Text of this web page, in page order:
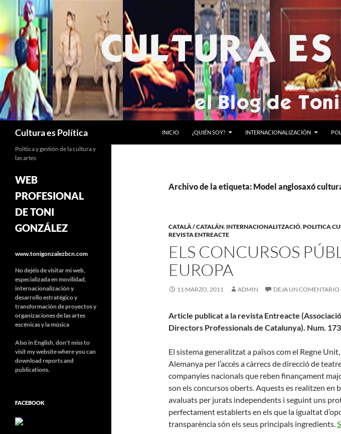
Saltar
contenido
Cultura es Política INICIO ¿QUIÉN SOY? INTERNACIONALIZACIÓN
Archivo de la etiqueta: Model anglosaxó
CATALÀ / CATALÁN, INTERNACIONALITZACIÓ,POLITICA
REVISTA ENTREACTE
ELS CONCURSOS
EUROPA
11 MARZO, 2011 ADMIN DEJA UN COMENTARIO
Article publicat a la revista Entreacte
Directors Professionals de Catalunya). Num.
El sistema generalitzat a països com el Regne
Alemanya per l’accés a càrrecs de direcció de
companyies nacionals que reben finançament
son els concursos oberts. Aquests es realitzen en
avaluats per jurats independents i seguint uns
perfectament establerts en els que la igualtat
transparència són els seus principals ingredients.
Política y gestión de la cultura y
las artes
WEB
PROFESIONAL
DE TONI
GONZÁLEZ
www.tonigonzalezbcn.com
No dejéis de visitar mi web,
especializada en movilidad,
internacionalización y
desarrollo estratégico y
transformación de proyectos y
organizaciones de las artes
escénicas y la música
Also in English, don't miss to
visit my website where you can
download reports and
publications.
FACEBOOK